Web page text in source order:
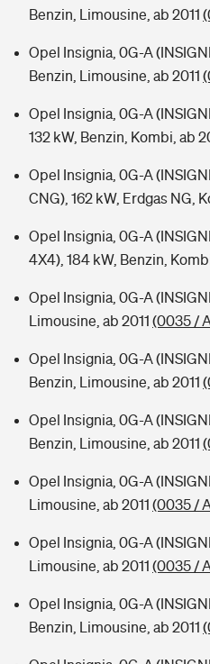
Benzin, Limousine, ab 2011
Opel Insignia, 0G-A
Benzin, Limousine, ab 2011
Opel Insignia, 0G-A
132 kW, Benzin, Kombi, ab
Opel Insignia, 0G-A
CNG), 162 kW, Erdgas NG,
Opel Insignia, 0G-A
4X4), 184 kW, Benzin,
Opel Insignia, 0G-A
Limousine, ab 2011 (0035 /
Opel Insignia, 0G-A
Benzin, Limousine, ab 2011
Opel Insignia, 0G-A
Benzin, Limousine, ab 2011
Opel Insignia, 0G-A
Limousine, ab 2011 (0035 /
Opel Insignia, 0G-A
Limousine, ab 2011 (0035 /
Opel Insignia, 0G-A
Benzin, Limousine, ab 2011